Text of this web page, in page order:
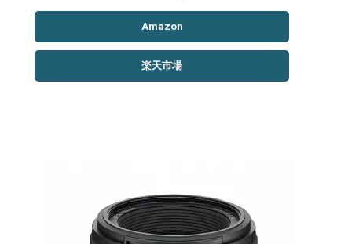
Amazon
楽天市場